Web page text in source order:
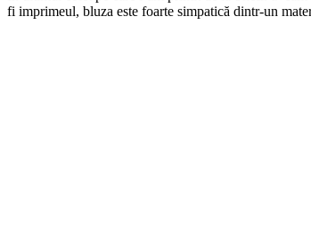
fi imprimeul, bluza este foarte simpatică dintr-un